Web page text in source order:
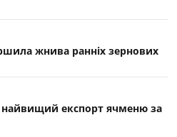
жнива ранніх зернових
найвищий експорт ячменю за